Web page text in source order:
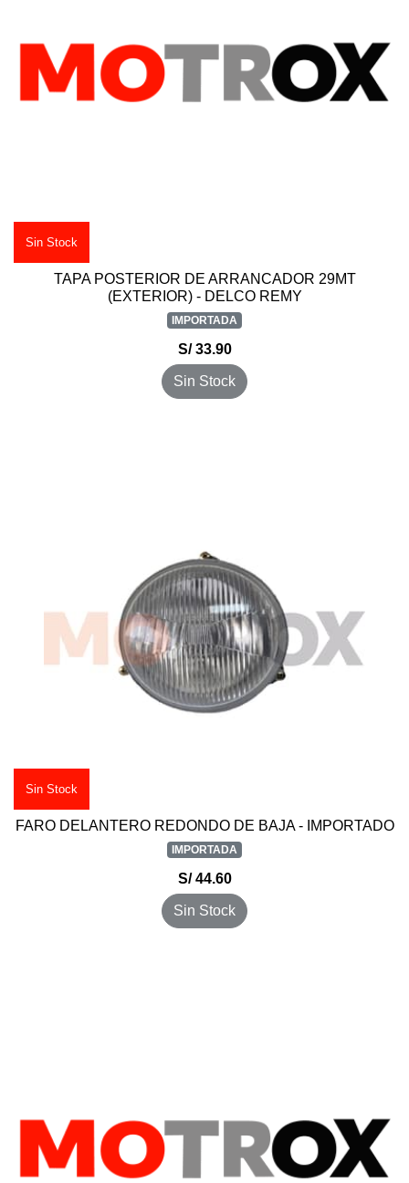
Sin Stock
TAPA POSTERIOR DE ARRANCADOR 29MT
(EXTERIOR) - DELCO REMY
IMPORTADA
S/ 33.90
Sin Stock
Sin Stock
FARO DELANTERO REDONDO DE BAJA - IMPORTADO
IMPORTADA
S/ 44.60
Sin Stock